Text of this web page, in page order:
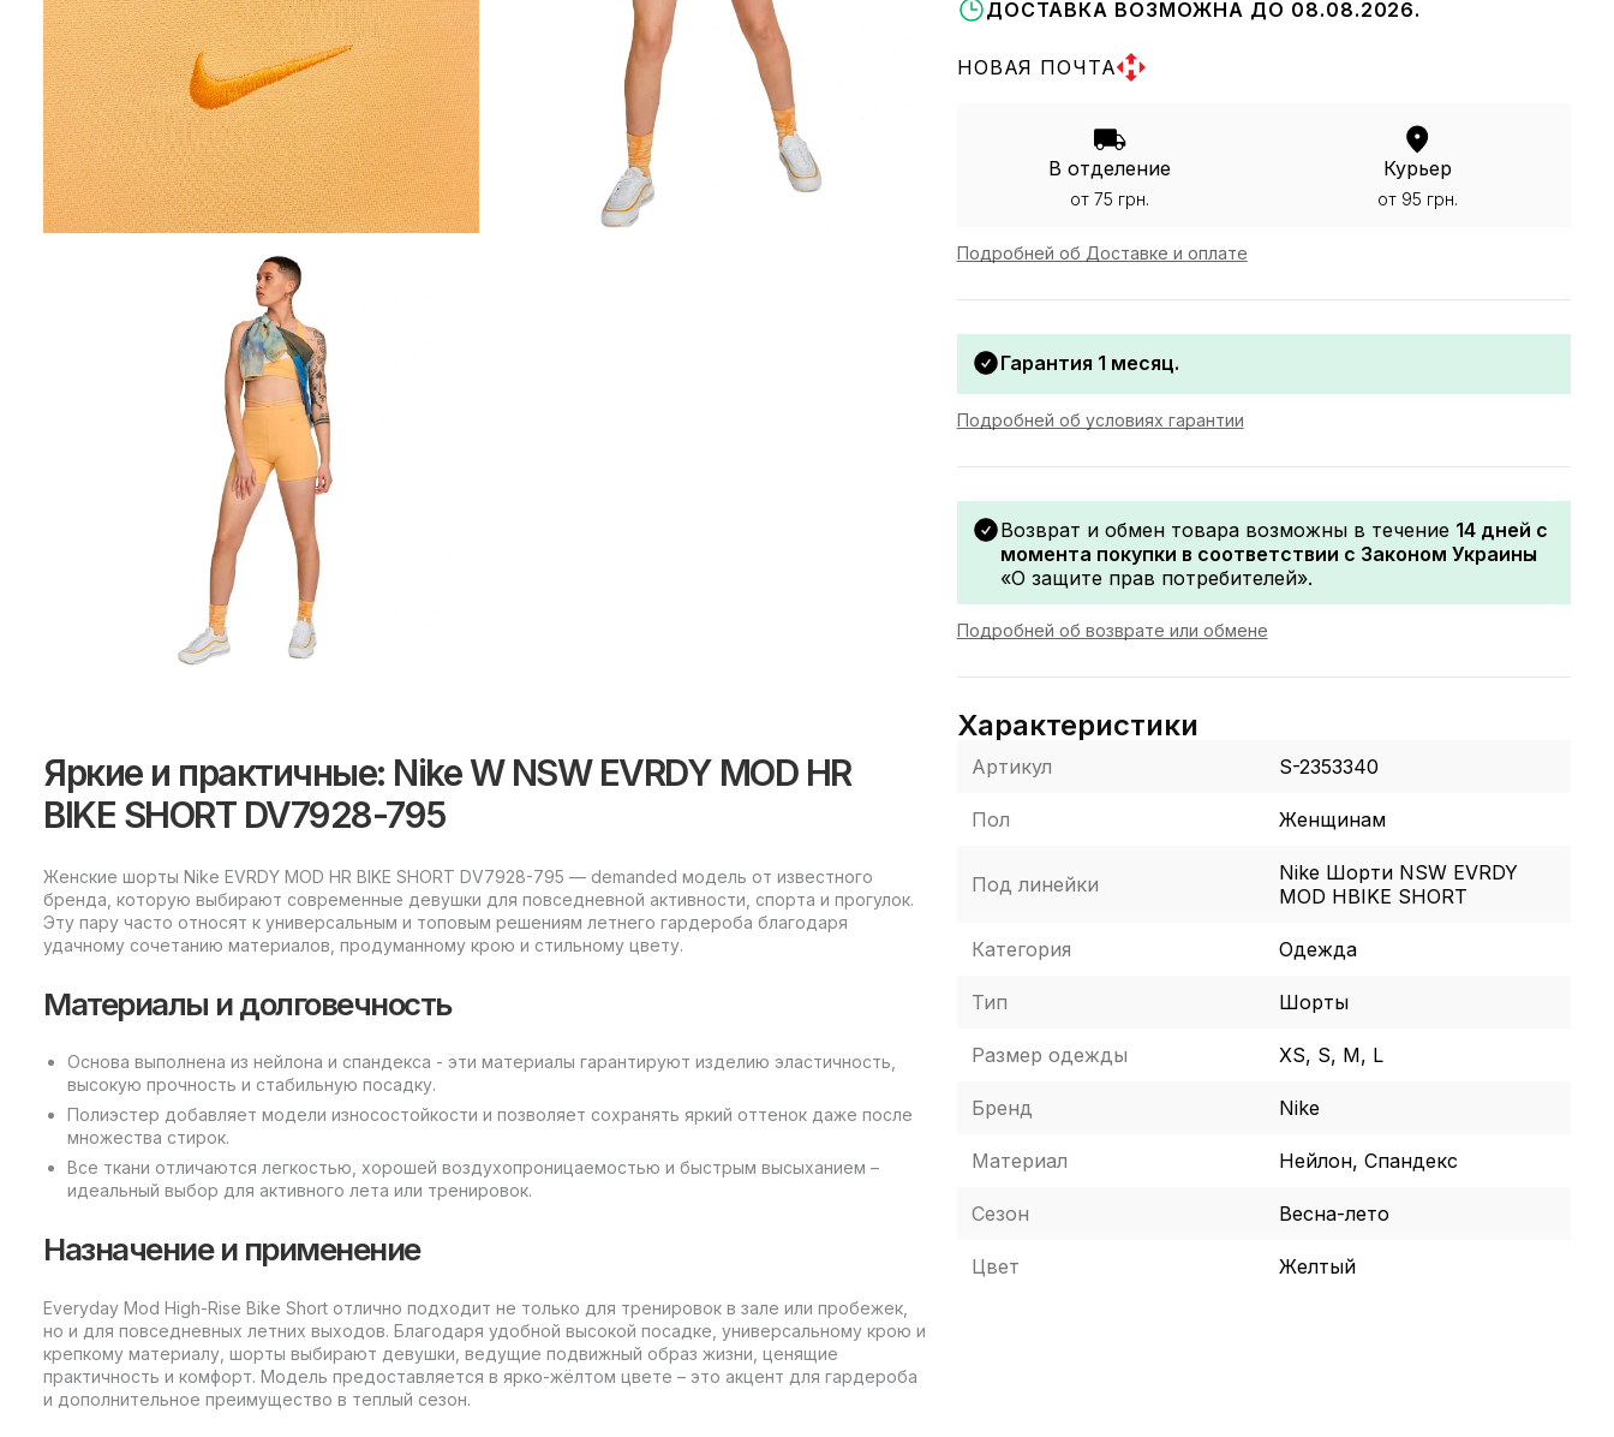
Яркие и практичные: Nike W NSW EVRDY MOD HR
BIKE SHORT DV7928-795
Женские шорты Nike EVRDY MOD HR BIKE SHORT DV7928-795 — demanded модель от известного
бренда, которую выбирают современные девушки для повседневной активности, спорта и прогулок.
Эту пару часто относят к универсальным и топовым решениям летнего гардероба благодаря
удачному сочетанию материалов, продуманному крою и стильному цвету.
Материалы и долговечность
Основа выполнена из нейлона и спандекса - эти материалы гарантируют изделию эластичность,
высокую прочность и стабильную посадку.
Полиэстер добавляет модели износостойкости и позволяет сохранять яркий оттенок даже после
множества стирок.
Все ткани отличаются легкостью, хорошей воздухопроницаемостью и быстрым высыханием –
идеальный выбор для активного лета или тренировок.
Назначение и применение
Everyday Mod High-Rise Bike Short отлично подходит не только для тренировок в зале или пробежек,
но и для повседневных летних выходов. Благодаря удобной высокой посадке, универсальному крою и
крепкому материалу, шорты выбирают девушки, ведущие подвижный образ жизни, ценящие
практичность и комфорт. Модель предоставляется в ярко-жёлтом цвете – это акцент для гардероба
и дополнительное преимущество в теплый сезон.
ДОСТАВКА ВОЗМОЖНА ДО 08.08.2026.
НОВАЯ ПОЧТА
В отделение
от 75 грн.
Курьер
от 95 грн.
Подробней об Доставке и оплате
Гарантия 1 месяц.
Подробней об условиях гарантии
Возврат и обмен товара возможны в течение 14 дней с
момента покупки в соответствии с Законом Украины
«О защите прав потребителей».
Подробней об возврате или обмене
Характеристики
Артикул S-2353340
Пол Женщинам
Под линейки
Nike Шорти NSW EVRDY
MOD HBIKE SHORT
Категория Одежда
Тип Шорты
Размер одежды XS, S, M, L
Бренд Nike
Материал Нейлон, Спандекс
Сезон Весна-лето
Цвет Желтый